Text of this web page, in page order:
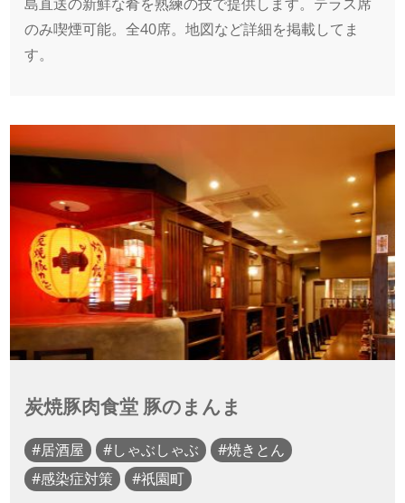
のみ喫煙可能。全40席。地図など詳細を掲載してま
す。
炭焼豚肉食堂 豚のまんま
居酒屋 しゃぶしゃぶ
焼きとん
感染症対策
祇園町